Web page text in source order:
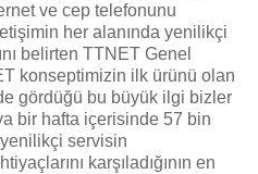
ve cep telefonunu
her alanında yenilikçi
belirten TTNET Genel
konseptimizin ilk ürünü olan
gördüğü bu büyük ilgi bizler
bir hafta içerisinde 57 bin
servisin
karşıladığının en